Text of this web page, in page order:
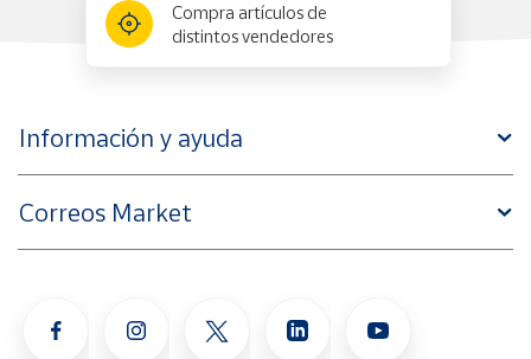
Compra artículos de
distintos vendedores
Información y ayuda
Correos Market